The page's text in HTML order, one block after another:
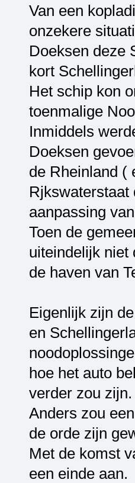
Van een
onzekere
Doeksen deze
kort
Het schip kon
toenmalige
Inmiddels
Doeksen
de Rheinland (
Rjkswaterstaat
aanpassing
Toen de
uiteindelijk niet
de haven van
Eigenlijk zijn
en
hoe het auto
verder zou zijn.
Anders zou
de orde zijn
Met de komst
een einde aan.